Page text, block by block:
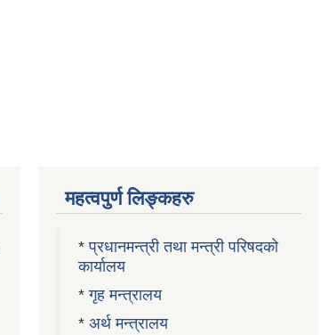
महत्वपुर्ण लिङ्कहरु
*प्रधानमन्त्री तथा मन्त्री परिषदको
कार्यालय
*गृह मन्त्रालय
* अर्थ मन्त्रालय